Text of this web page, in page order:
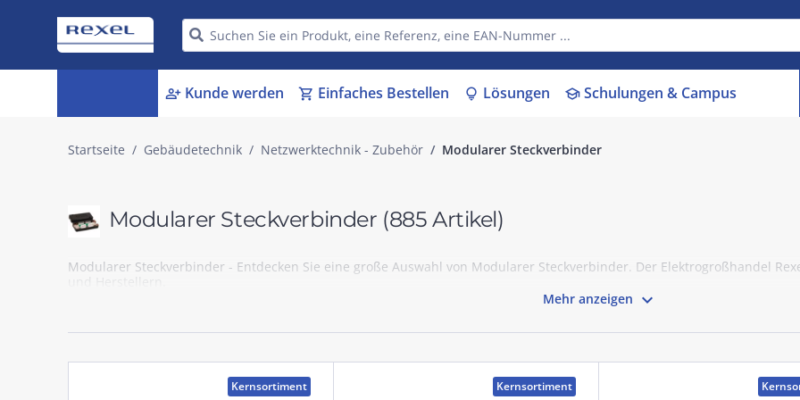
person_add Kunde werden shopping_cart Einfaches Bestellen lightbulb Lösungen schoolSchulungen & Campus
Startseite Gebäudetechnik Netzwerktechnik - Zubehör Modularer Steckverbinder
Modularer Steckverbinder (885 Artikel)
Modularer Steckverbinder - Entdecken Sie eine große Auswahl von Modularer Steckverbinder. Der Elektrogroßhandel
Mehr anzeigen 
Kernsortiment Kernsortiment